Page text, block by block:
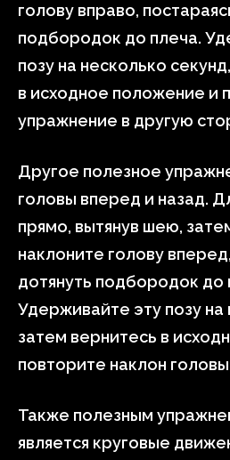
голову вправо,
подбородок до плеча.
позу на несколько
в исходное положение и
упражнение в другую
Другое полезное
головы вперед и назад.
прямо, вытянув шею,
наклоните голову
дотянуть подбородок до
Удерживайте эту позу на
затем вернитесь в
повторите наклон
Также полезным
является круговые